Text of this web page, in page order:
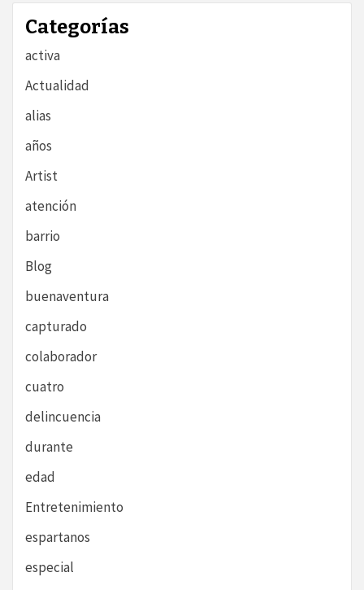
Categorías
activa
Actualidad
alias
años
Artist
atención
barrio
Blog
buenaventura
capturado
colaborador
cuatro
delincuencia
durante
edad
Entretenimiento
espartanos
especial